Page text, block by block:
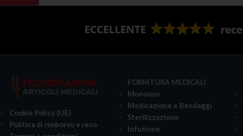
Cookie Policy (UE)
Politica di rimborso e reso
FORNITURA MEDICALI
Monouso
Medicazione e Bendaggi
Sterilizzazione
Infusione